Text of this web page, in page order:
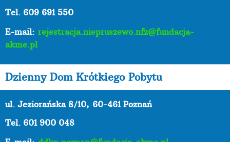
Tel. 609 691 550
E-mail: rejestracja.niepruszewo.nfz@fundacja-
akme.pl
Dzienny Dom Krótkiego Pobytu
ul. Jeziorańska 8/10, 60-461 Poznań
Tel. 601 900 048